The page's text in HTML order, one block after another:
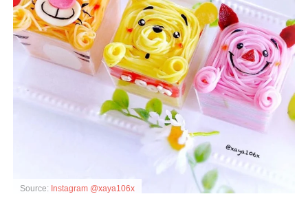
Source: Instagram @xaya106x